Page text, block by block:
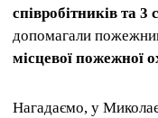
співробітників та 3
допомагали
місцевої пожежної
Нагадаємо, у